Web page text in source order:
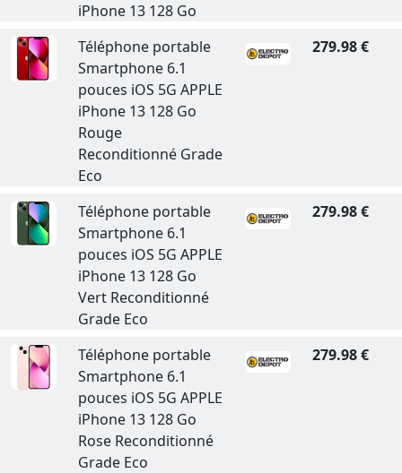
iPhone 13 128 Go
Téléphone portable
Smartphone 6.1
pouces iOS 5G APPLE
iPhone 13 128 Go
Rouge
Reconditionné Grade
Eco
279.98 €
Téléphone portable
Smartphone 6.1
pouces iOS 5G APPLE
iPhone 13 128 Go
Vert Reconditionné
Grade Eco
279.98 €
Téléphone portable
Smartphone 6.1
pouces iOS 5G APPLE
iPhone 13 128 Go
Rose Reconditionné
Grade Eco
279.98 €